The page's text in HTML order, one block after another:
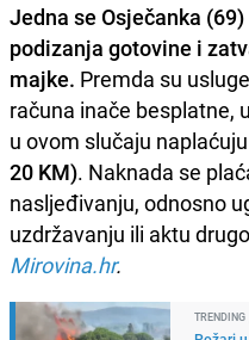
Jedna se Osječanka
podizanja gotovine i
majke. Premda su
računa inače besplatne,
u ovom slučaju
20 KM). Naknada se
nasljeđivanju, odnosno
uzdržavanju ili aktu
Mirovina.hr.
TRENDING